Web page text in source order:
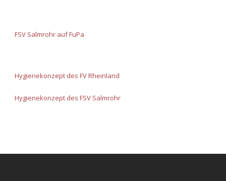
FSV Salmrohr auf FuPa
Hygienekonzept des FV Rheinland
Hygienekonzept des FSV Salmrohr